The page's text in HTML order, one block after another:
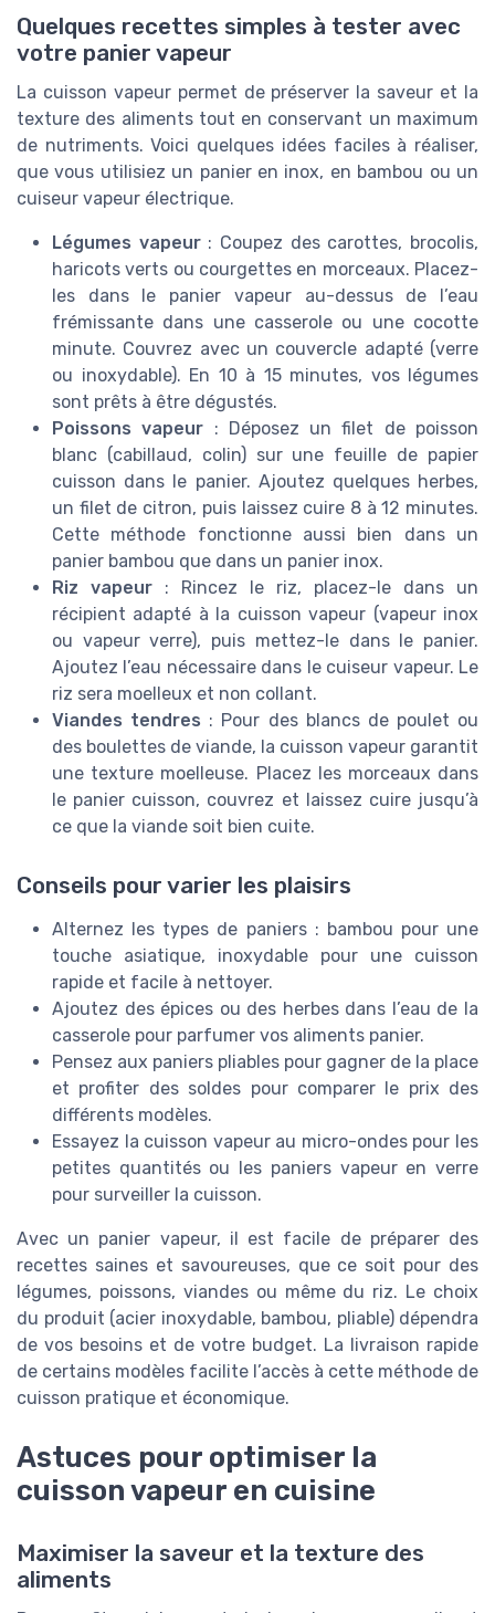
Quelques recettes simples à tester avec
votre panier vapeur
La cuisson vapeur permet de préserver la saveur et la
texture des aliments tout en conservant un maximum
de nutriments. Voici quelques idées faciles à réaliser,
que vous utilisiez un panier en inox, en bambou ou un
cuiseur vapeur électrique.
Légumes vapeur: Coupez des carottes, brocolis,
haricots verts ou courgettes en morceaux. Placez-
les dans le panier vapeur au-dessus de l’eau
frémissante dans une casserole ou une cocotte
minute. Couvrez avec un couvercle adapté (verre
ou inoxydable). En 10 à 15 minutes, vos légumes
sont prêts à être dégustés.
Poissons vapeur : Déposez un filet de poisson
blanc (cabillaud, colin) sur une feuille de papier
cuisson dans le panier. Ajoutez quelques herbes,
un filet de citron, puis laissez cuire 8 à 12 minutes.
Cette méthode fonctionne aussi bien dans un
panier bambou que dans un panier inox.
Riz vapeur : Rincez le riz, placez-le dans un
récipient adapté à la cuisson vapeur (vapeur inox
ou vapeur verre), puis mettez-le dans le panier.
Ajoutez l’eau nécessaire dans le cuiseur vapeur. Le
riz sera moelleux et non collant.
Viandes tendres : Pour des blancs de poulet ou
des boulettes de viande, la cuisson vapeur garantit
une texture moelleuse. Placez les morceaux dans
le panier cuisson, couvrez et laissez cuire jusqu’à
ce que la viande soit bien cuite.
Conseils pour varier les plaisirs
Alternez les types de paniers : bambou pour une
touche asiatique, inoxydable pour une cuisson
rapide et facile à nettoyer.
Ajoutez des épices ou des herbes dans l’eau de la
casserole pour parfumer vos aliments panier.
Pensez aux paniers pliables pour gagner de la place
et profiter des soldes pour comparer le prix des
différents modèles.
Essayez la cuisson vapeur au micro-ondes pour les
petites quantités ou les paniers vapeur en verre
pour surveiller la cuisson.
Avec un panier vapeur, il est facile de préparer des
recettes saines et savoureuses, que ce soit pour des
légumes, poissons, viandes ou même du riz. Le choix
du produit (acier inoxydable, bambou, pliable) dépendra
de vos besoins et de votre budget. La livraison rapide
de certains modèles facilite l’accès à cette méthode de
cuisson pratique et économique.
Astuces pour optimiser la
cuisson vapeur en cuisine
Maximiser la saveur et la texture des
aliments